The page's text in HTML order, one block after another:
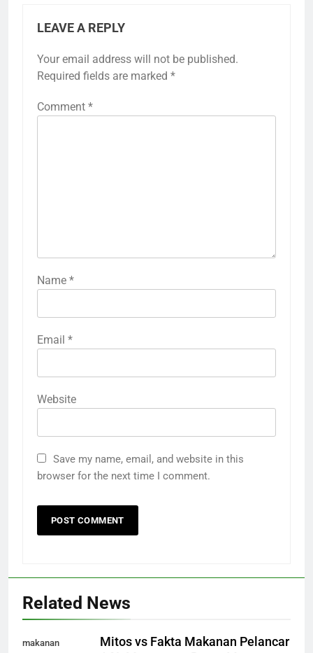
LEAVE A REPLY
Your email address will not be published.
Required fields are marked *
Comment *
Name *
Email *
Website
Save my name, email, and website in this
browser for the next time I comment.
Related News
makanan
Mitos vs Fakta Makanan Pelancar